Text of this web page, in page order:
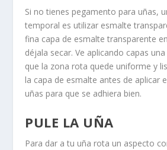
Si no tienes pegamento para uñas,
temporal es utilizar esmalte
fina capa de esmalte transparente
déjala secar. Ve aplicando capas
que la zona rota quede uniforme y
la capa de esmalte antes de aplicar
uñas para que se adhiera bien.
PULE LA UÑA
Para dar a tu uña rota un aspecto